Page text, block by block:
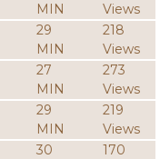
MIN
Views
29
MIN
218
Views
27
MIN
273
Views
29
MIN
219
Views
30
170